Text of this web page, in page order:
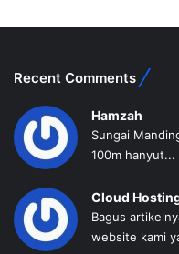
Recent Comments
Hamzah
Sungai
100m hanyut...
Cloud
Bagus
website kami